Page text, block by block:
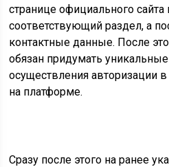
странице официального сайта
соответствующий раздел, а
контактные данные. После
обязан придумать
осуществления авторизации
на платформе.
Сразу после этого на ранее